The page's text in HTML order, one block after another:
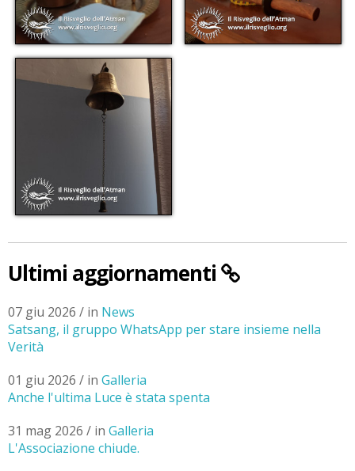
Ultimi aggiornamenti
07 giu 2026 / in News
Satsang, il gruppo WhatsApp per stare insieme nella
Verità
01 giu 2026 / in Galleria
Anche l'ultima Luce è stata spenta
31 mag 2026 / in Galleria
L'Associazione chiude.